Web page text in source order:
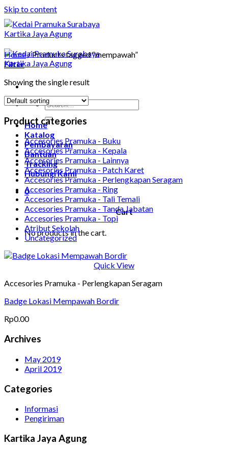
Skip to content
Home
Katalog
Pembayaran
Bantuan
Tracking
Hubungi Kami
0
Cart
No products in the cart.
Home/Products tagged “mempawah”
Filter
Showing the single result
Product categories
Accesories Pramuka - Buku
Accesories Pramuka - Kepala
Accesories Pramuka - Lainnya
Accesories Pramuka - Patch Karet
Accesories Pramuka - Perlengkapan Seragam
Accesories Pramuka - Ring
Accesories Pramuka - Tali Temali
Accesories Pramuka - Tanda Jabatan
Accesories Pramuka - Topi
Atribut Sekolah
Uncategorized
Quick View
Accesories Pramuka - Perlengkapan Seragam
Badge Lokasi Mempawah Bordir
Rp0.00
Archives
May 2019
April 2019
Categories
Informasi
Pengiriman
Kartika Jaya Agung